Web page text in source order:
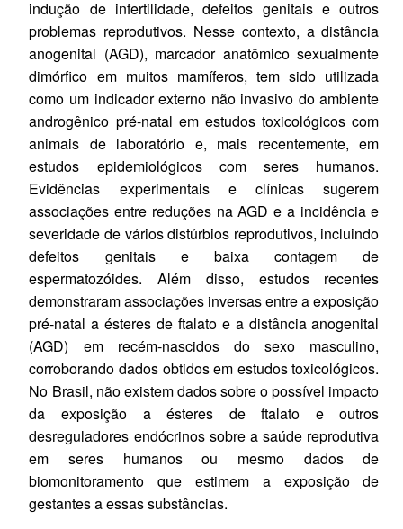
indução de infertilidade, defeitos genitais e outros
problemas reprodutivos. Nesse contexto, a distância
anogenital (AGD), marcador anatômico sexualmente
dimórfico em muitos mamíferos, tem sido utilizada
como um indicador externo não invasivo do ambiente
androgênico pré-natal em estudos toxicológicos com
animais de laboratório e, mais recentemente, em
estudos epidemiológicos com seres humanos.
Evidências experimentais e clínicas sugerem
associações entre reduções na AGD e a incidência e
severidade de vários distúrbios reprodutivos, incluindo
defeitos genitais e baixa contagem de
espermatozóides. Além disso, estudos recentes
demonstraram associações inversas entre a exposição
pré-natal a ésteres de ftalato e a distância anogenital
(AGD) em recém-nascidos do sexo masculino,
corroborando dados obtidos em estudos toxicológicos.
No Brasil, não existem dados sobre o possível impacto
da exposição a ésteres de ftalato e outros
desreguladores endócrinos sobre a saúde reprodutiva
em seres humanos ou mesmo dados de
biomonitoramento que estimem a exposição de
gestantes a essas substâncias.